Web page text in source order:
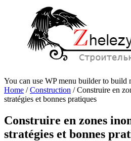
You can use WP menu builder to build
Home /Construction /Construire en
stratégies et bonnes pratiques
Construire en zones
stratégies et bonnes